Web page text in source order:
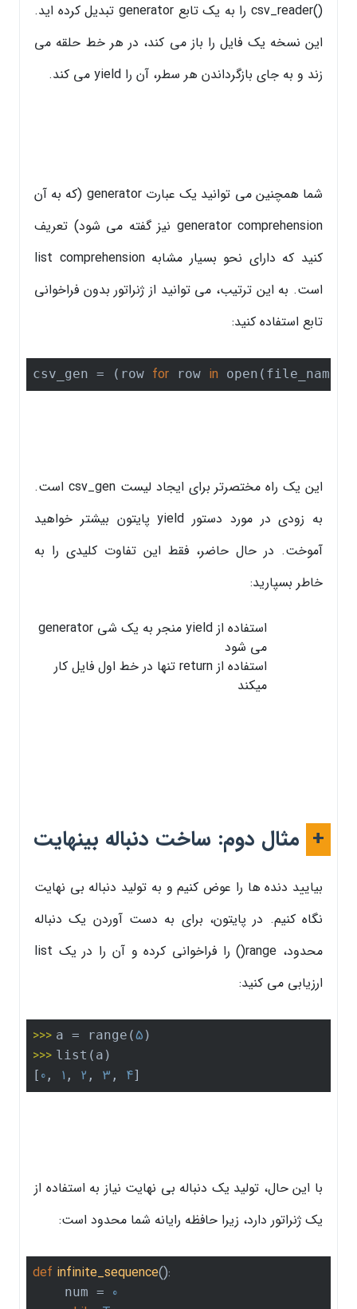
()csv_reader را به یک تابع generator تبدیل کرده اید.
این نسخه یک فایل را باز می کند، در هر خط حلقه می
زند و به جای بازگرداندن هر سطر، آن را yield می کند.
شما همچنین می توانید یک عبارت generator (که به آن
generator comprehension نیز گفته می شود) تعریف
کنید که دارای نحو بسیار مشابه list comprehension
است. به این ترتیب، می توانید از ژنراتور بدون فراخوانی
تابع استفاده کنید:
csv_gen = (row for row in open(file_name))
این یک راه مختصرتر برای ایجاد لیست csv_gen است.
به زودی در مورد دستور yield پایتون بیشتر خواهید
آموخت. در حال حاضر، فقط این تفاوت کلیدی را به
خاطر بسپارید:
استفاده از yield منجر به یک شی generator
می شود
استفاده از return تنها در خط اول فایل کار
میکند
+ مثال دوم: ساخت دنباله بینهایت
بیایید دنده ها را عوض کنیم و به تولید دنباله بی نهایت
نگاه کنیم. در پایتون، برای به دست آوردن یک دنباله
محدود، range() را فراخوانی کرده و آن را در یک list
ارزیابی می کنید:
>>> a = range(5
>>> list(a)
[ 0 , 1 , 2 , 3 , 4]
با این حال، تولید یک دنباله بی نهایت نیاز به استفاده از
یک ژنراتور دارد، زیرا حافظه رایانه شما محدود است:
def infinite_sequence():
    num =
0